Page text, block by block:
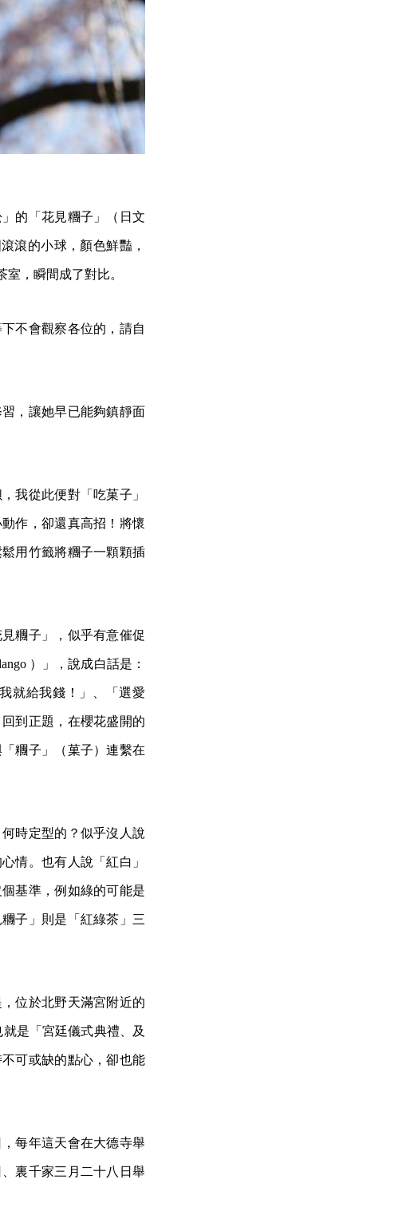
的「花見糰子」（日文
滾的小球，顏色鮮豔，
，瞬間成了對比。
不會觀察各位的，請自
，讓她早已能夠鎮靜面
我從此便對「吃菓子」
作，卻還真高招！將懷
用竹籤將糰子一顆顆插
糰子」，似乎有意催促
）」，說成白話是：
就給我錢！」、「選愛
到正題，在櫻花盛開的
糰子」（菓子）連繫在
時定型的？似乎沒人說
情。也有人說「紅白」
基準，例如綠的可能是
子」則是「紅綠茶」三
位於北野天滿宮附近的
是「宮廷儀式典禮、及
可或缺的點心，卻也能
每年這天會在大德寺舉
裏千家三月二十八日舉